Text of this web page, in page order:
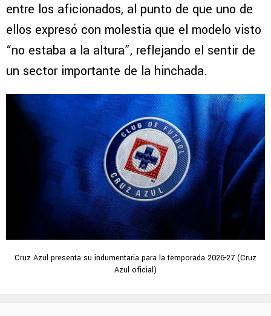
entre los aficionados, al punto de que uno de
ellos expresó con molestia que el modelo visto
“no estaba a la altura”, reflejando el sentir de
un sector importante de la hinchada.
Cruz Azul presenta su indumentaria para la temporada 2026-27 (Cruz
Azul oficial)